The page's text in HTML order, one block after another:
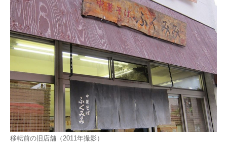
移転前の旧店舗（2011年撮影）